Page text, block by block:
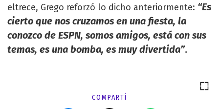
eltrece, Grego reforzó lo dicho anteriormente: “Es
cierto que nos cruzamos en una fiesta, la
conozco de ESPN, somos amigos, está con sus
temas, es una bomba, es muy divertida”.
COMPARTÍ